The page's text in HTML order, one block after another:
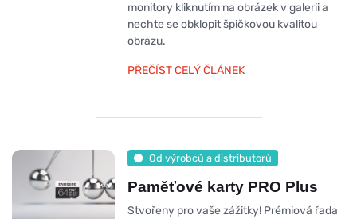
monitory kliknutím na obrázek v galerii a
nechte se obklopit špičkovou kvalitou
obrazu.
PŘEČÍST CELÝ ČLÁNEK
Od výrobců a distributorů
Paměťové karty PRO Plus
Stvořeny pro vaše zážitky! Prémiová řada